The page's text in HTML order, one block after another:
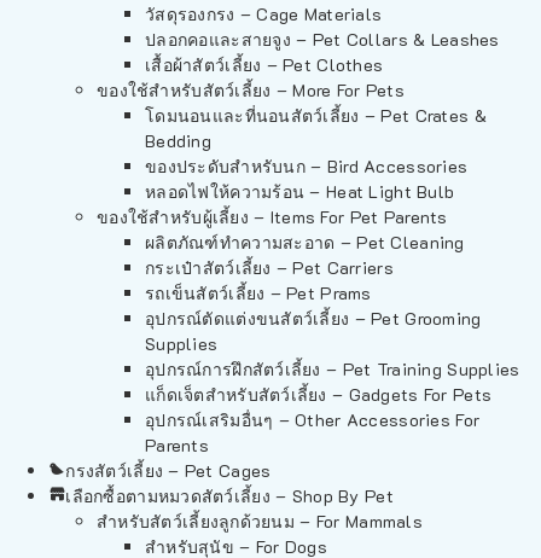
วัสดุรองกรง – Cage Materials
ปลอกคอและสายจูง – Pet Collars & Leashes
เสื้อผ้าสัตว์เลี้ยง – Pet Clothes
ของใช้สำหรับสัตว์เลี้ยง – More For Pets
โดมนอนและที่นอนสัตว์เลี้ยง – Pet Crates &
Bedding
ของประดับสำหรับนก – Bird Accessories
หลอดไฟให้ความร้อน – Heat Light Bulb
ของใช้สำหรับผู้เลี้ยง – Items For Pet Parents
ผลิตภัณฑ์ทำความสะอาด – Pet Cleaning
กระเป๋าสัตว์เลี้ยง – Pet Carriers
รถเข็นสัตว์เลี้ยง – Pet Prams
อุปกรณ์ตัดแต่งขนสัตว์เลี้ยง – Pet Grooming
Supplies
อุปกรณ์การฝึกสัตว์เลี้ยง – Pet Training Supplies
แก็ดเจ็ตสำหรับสัตว์เลี้ยง – Gadgets For Pets
อุปกรณ์เสริมอื่นๆ – Other Accessories For
Parents
กรงสัตว์เลี้ยง – Pet Cages
เลือกซื้อตามหมวดสัตว์เลี้ยง – Shop By Pet
สำหรับสัตว์เลี้ยงลูกด้วยนม – For Mammals
สำหรับสุนัข – For Dogs